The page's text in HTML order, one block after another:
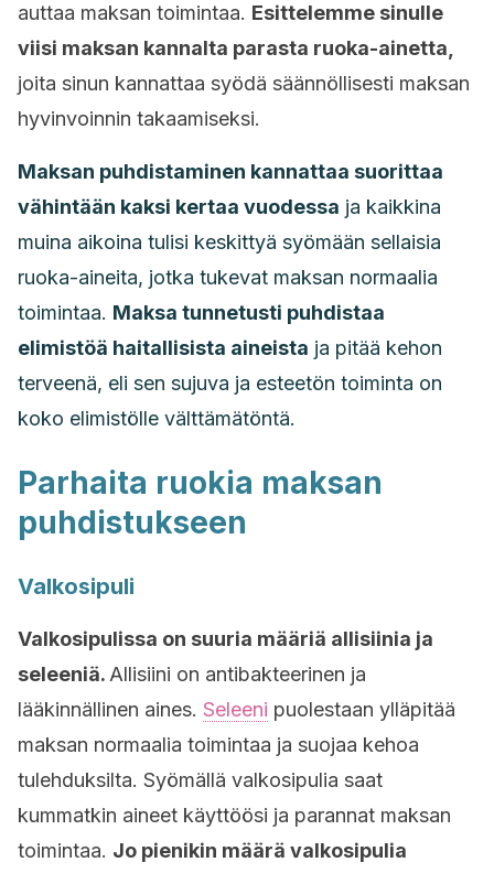
auttaa maksan toimintaa. Esittelemme sinulle
viisi maksan kannalta parasta ruoka-ainetta,
joita sinun kannattaa syödä säännöllisesti maksan
hyvinvoinnin takaamiseksi.
Maksan puhdistaminen kannattaa suorittaa
vähintään kaksi kertaa vuodessa ja kaikkina
muina aikoina tulisi keskittyä syömään sellaisia
ruoka-aineita, jotka tukevat maksan normaalia
toimintaa. Maksa tunnetusti puhdistaa
elimistöä haitallisista aineista ja pitää kehon
terveenä, eli sen sujuva ja esteetön toiminta on
koko elimistölle välttämätöntä.
Parhaita ruokia maksan
puhdistukseen
Valkosipuli
Valkosipulissa on suuria määriä allisiinia ja
seleeniä. Allisiini on antibakteerinen ja
lääkinnällinen aines. Seleeni puolestaan ylläpitää
maksan normaalia toimintaa ja suojaa kehoa
tulehduksilta. Syömällä valkosipulia saat
kummatkin aineet käyttöösi ja parannat maksan
toimintaa. Jo pienikin määrä valkosipulia